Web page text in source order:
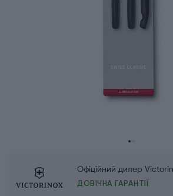
Офіційний дилер
ДОВІЧНА ГАРАНТІЇ